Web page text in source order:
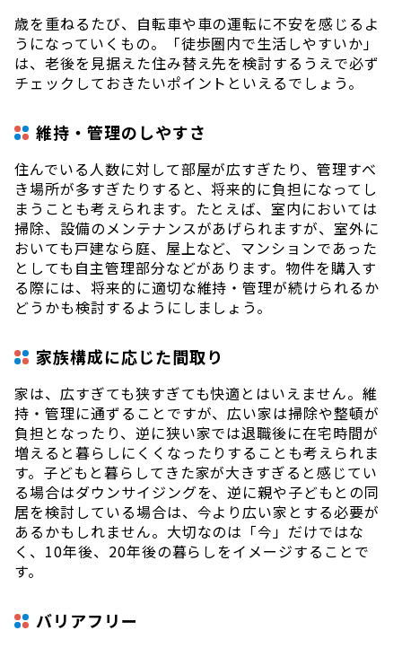
歳を重ねるたび、自転車や車の運転に不安を感じるよ
うになっていくもの。「徒歩圏内で生活しやすいか」
は、老後を見据えた住み替え先を検討するうえで必ず
チェックしておきたいポイントといえるでしょう。
維持・管理のしやすさ
住んでいる人数に対して部屋が広すぎたり、管理すべ
き場所が多すぎたりすると、将来的に負担になってし
まうことも考えられます。たとえば、室内においては
掃除、設備のメンテナンスがあげられますが、室外に
おいても戸建なら庭、屋上など、マンションであった
としても自主管理部分などがあります。物件を購入す
る際には、将来的に適切な維持・管理が続けられるか
どうかも検討するようにしましょう。
家族構成に応じた間取り
家は、広すぎても狭すぎても快適とはいえません。維
持・管理に通ずることですが、広い家は掃除や整頓が
負担となったり、逆に狭い家では退職後に在宅時間が
増えると暮らしにくくなったりすることも考えられま
す。子どもと暮らしてきた家が大きすぎると感じてい
る場合はダウンサイジングを、逆に親や子どもとの同
居を検討している場合は、今より広い家とする必要が
あるかもしれません。大切なのは「今」だけではな
く、10年後、20年後の暮らしをイメージすることで
す。
バリアフリー